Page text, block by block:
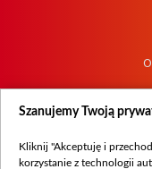
Szanujemy Twoją
Kliknij "Akceptuję i
korzystanie z technologii